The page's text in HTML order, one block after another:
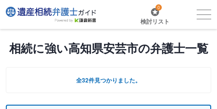
0
検討リスト
相続に強い高知県安芸市の弁護士一覧
全32件見つかりました。